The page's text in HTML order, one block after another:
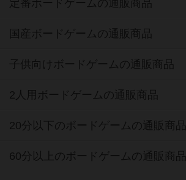
定番ボードゲームの通販商品
国産ボードゲームの通販商品
子供向けボードゲームの通販商品
2人用ボードゲームの通販商品
20分以下のボードゲームの通販商品
60分以上のボードゲームの通販商品